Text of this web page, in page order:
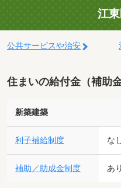
江
公共サービスや治安
住まいの給付金（補助
新築建築
利子補給制度 な
補助／助成金制度 あり